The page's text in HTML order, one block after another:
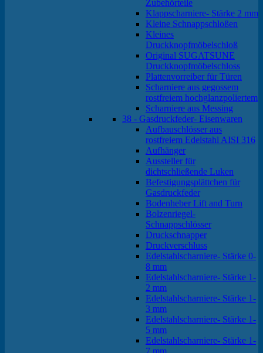
Zubehörteile
Klappscharniere- Stärke 2 mm
Kleine Schnappschloßen
Kleines
Druckknopfmöbelschloß
Original SUGATSUNE
Druckknopfmöbelschloss
Plattenvorreiber für Türen
Scharniere aus gegossem
rostfreiem hochglanzpoliertem
Scharniere aus Messing
38 - Gasdruckfeder- Eisenwaren
Aufbauschlösser aus
rostfreiem Edelstahl AISI 316
Aufhänger
Aussteller für
dichtschließende Luken
Befestigungsplättchen für
Gasdruckfeder
Bodenheber Lift and Turn
Bolzenriegel-
Schnappschlösser
Druckschnapper
Druckverschluss
Edelstahlscharniere- Stärke 0-
8 mm
Edelstahlscharniere- Stärke 1-
2 mm
Edelstahlscharniere- Stärke 1-
3 mm
Edelstahlscharniere- Stärke 1-
5 mm
Edelstahlscharniere- Stärke 1-
7 mm